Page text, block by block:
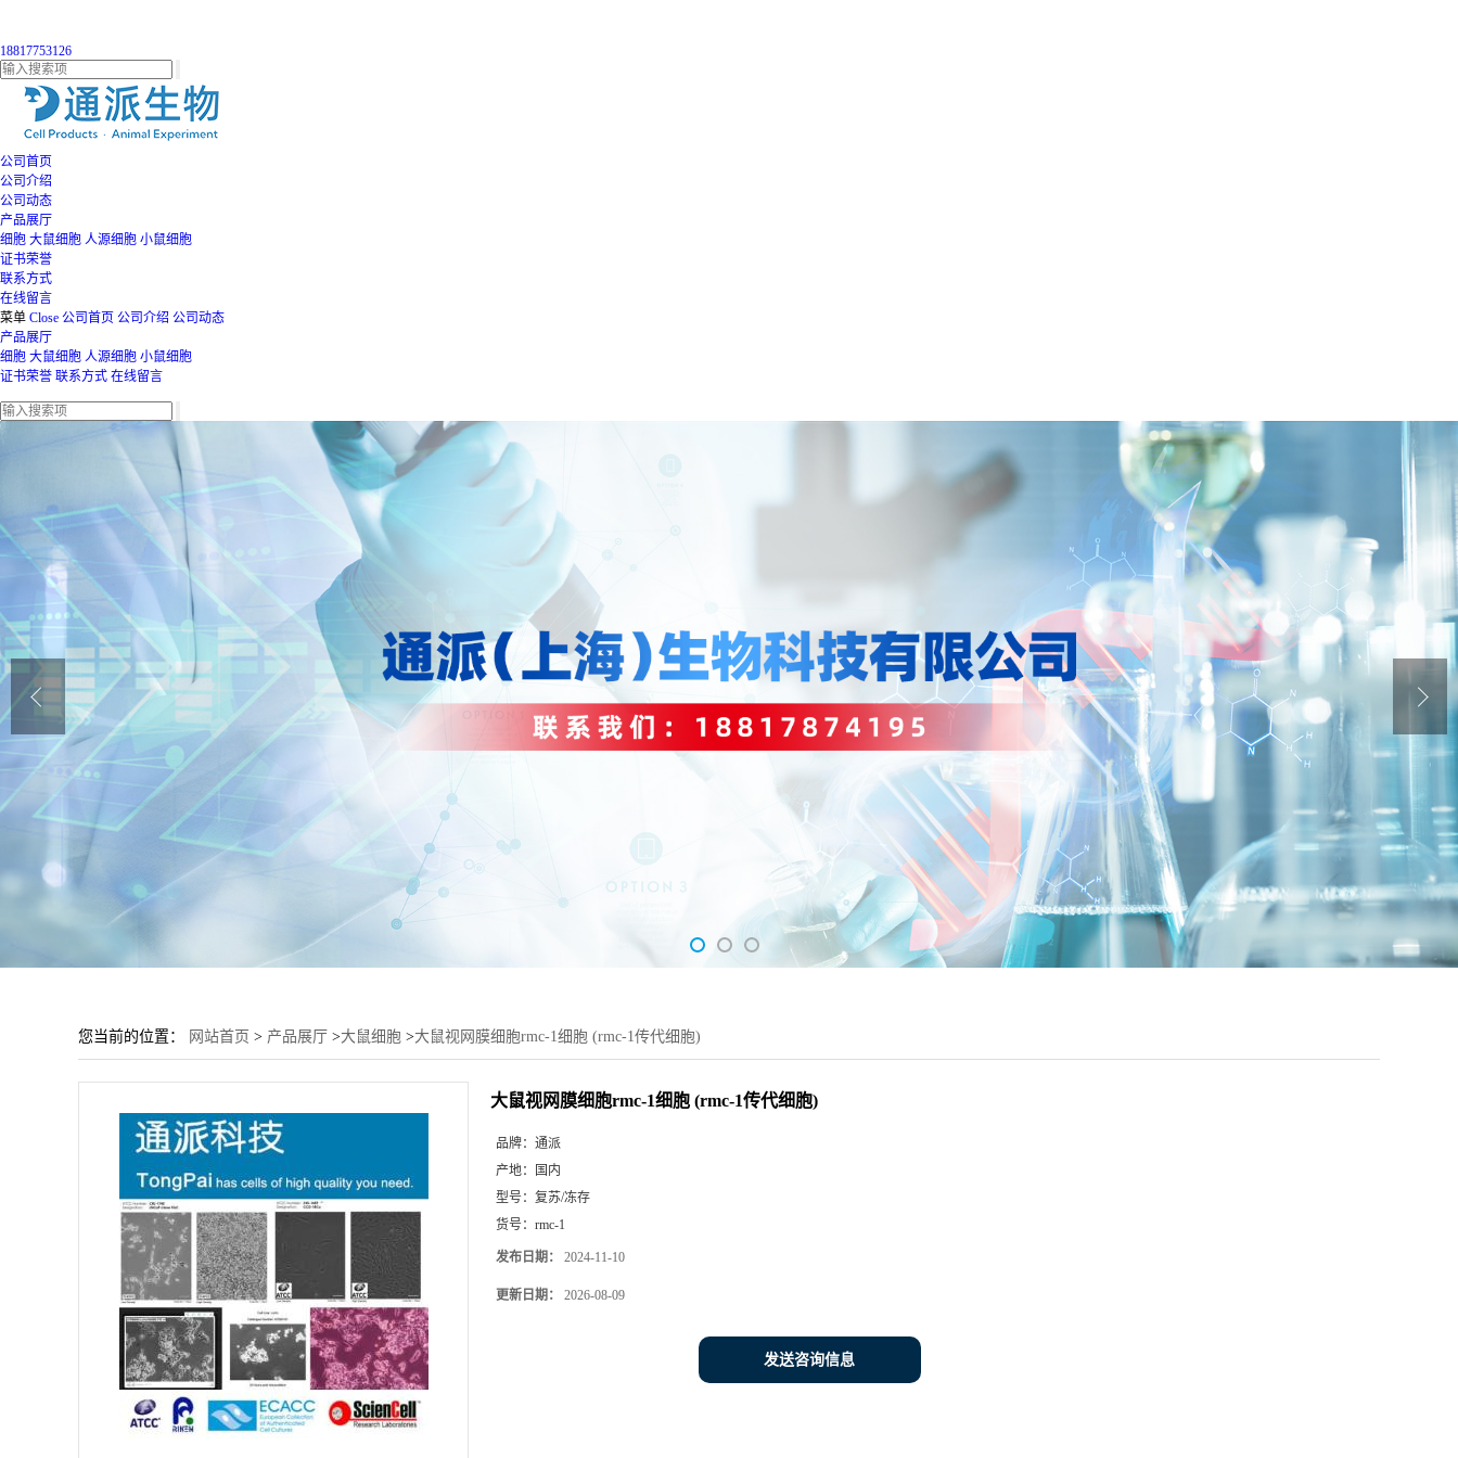
18817753126
公司首页
公司介绍
公司动态
产品展厅
细胞 大鼠细胞 人源细胞 小鼠细胞
证书荣誉
联系方式
在线留言
菜单 Close 公司首页 公司介绍 公司动态
产品展厅
细胞 大鼠细胞 人源细胞 小鼠细胞
证书荣誉 联系方式 在线留言
您当前的位置： 网站首页 > 产品展厅 >大鼠细胞 >大鼠视网膜细胞rmc-1细胞 (rmc-1传代细胞)
大鼠视网膜细胞rmc-1细胞 (rmc-1传代细胞)
品牌： 通派
产地：
国内
型号： 复苏/冻存
货号： rmc-1
发布日期： 2024-11-10
更新日期： 2026-08-09
发送咨询信息